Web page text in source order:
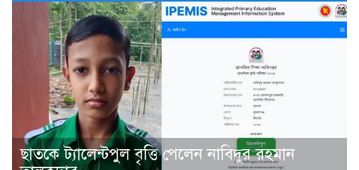
ছাতকে ট্যালেন্টপুল বৃত্তি পেলেন নাবিদুর রহমান